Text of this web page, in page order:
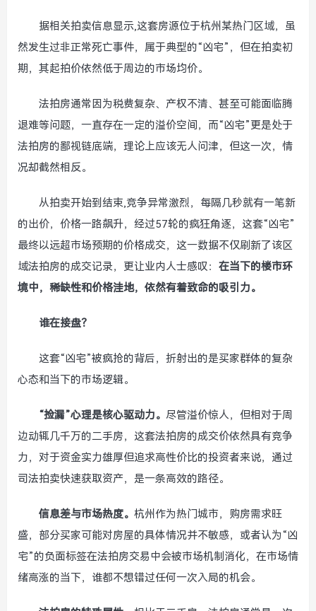
据相关拍卖信息显示,这套房源位于杭州某热门区域，虽
然发生过非正常死亡事件，属于典型的“凶宅”，但在拍卖初
期，其起拍价依然低于周边的市场均价。
法拍房通常因为税费复杂、产权不清、甚至可能面临腾
退难等问题，一直存在一定的溢价空间，而“凶宅”更是处于
法拍房的鄙视链底端，理论上应该无人问津，但这一次，情
况却截然相反。
从拍卖开始到结束,竞争异常激烈，每隔几秒就有一笔新
的出价，价格一路飙升，经过57轮的疯狂角逐，这套“凶宅”
最终以远超市场预期的价格成交，这一数据不仅刷新了该区
域法拍房的成交记录，更让业内人士感叹： 在当下的楼市环
境中，稀缺性和价格洼地，依然有着致命的吸引力。
谁在接盘？
这套“凶宅”被疯抢的背后，折射出的是买家群体的复杂
心态和当下的市场逻辑。
“捡漏”心理是核心驱动力。 尽管溢价惊人，但相对于周
边动辄几千万的二手房，这套法拍房的成交价依然具有竞争
力，对于资金实力雄厚但追求高性价比的投资者来说，通过
司法拍卖快速获取资产，是一条高效的路径。
信息差与市场热度。 杭州作为热门城市，购房需求旺
盛，部分买家可能对房屋的具体情况并不敏感，或者认为“凶
宅”的负面标签在法拍房交易中会被市场机制消化，在市场情
绪高涨的当下，谁都不想错过任何一次入局的机会。